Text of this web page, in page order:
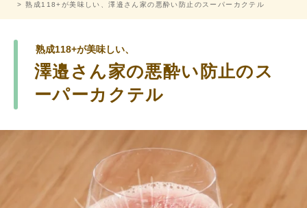
熟成118+が美味しい、澤邉さん家の悪酔い防止のスーパーカクテル
熟成118+が美味しい、
澤邉さん家の悪酔い防止のス
ーパーカクテル